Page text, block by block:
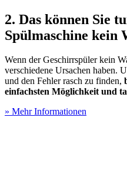
2. Das können Sie
Spülmaschine kein
Wenn der Geschirrspüler kein
verschiedene Ursachen haben.
und den Fehler rasch zu finden,
einfachsten Möglichkeit und
» Mehr Informationen